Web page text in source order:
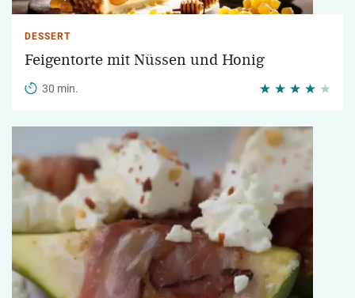
DESSERT
Feigentorte mit Nüssen und Honig
30 min.